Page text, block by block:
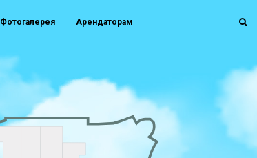
Фотогалерея Арендаторам